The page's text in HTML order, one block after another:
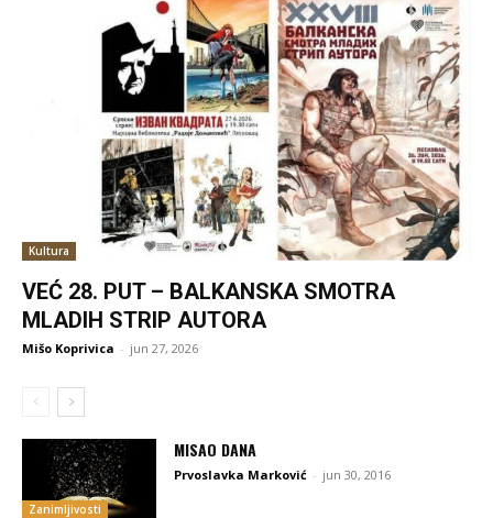
Kultura
VEĆ 28. PUT – BALKANSKA SMOTRA
MLADIH STRIP AUTORA
Mišo Koprivica - jun 27, 2026
Zanimljivosti
MISAO DANA
Prvoslavka Marković - jun 30, 2016